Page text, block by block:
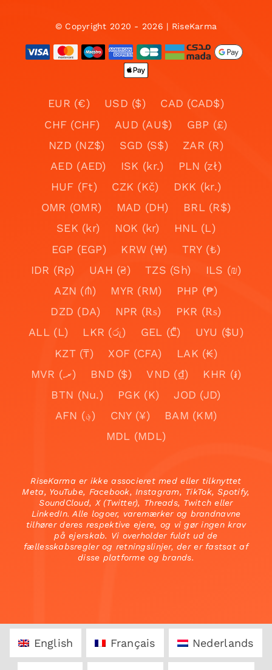
© Copyright 2020 - 2026 | RiseKarma
EUR (€) USD ($)
CAD (CAD$)
CHF (CHF)
AUD (AU$)
GBP (£)
NZD (NZ$)
SGD (S$)
ZAR (R)
AED (AED)
ISK (kr.)
PLN (zł)
HUF (Ft)
CZK (Kč)
DKK (kr.)
OMR (OMR)
MAD (DH)
BRL (R$)
SEK (kr)
NOK (kr)
HNL (L)
EGP (EGP)
KRW (₩)
TRY (₺)
IDR (Rp)
UAH (₴) TZS (Sh)
ILS (₪)
AZN (₼)
MYR (RM)
PHP (₱)
DZD (DA)
NPR (₨)
PKR (₨)
ALL (L)
LKR (රු) GEL (₾)
UYU ($U)
KZT (₸)
XOF (CFA)
LAK (₭)
MVR (.ރ)
BND ($) VND (₫)
KHR (៛)
BTN (Nu.)
PGK (K)
JOD (JD)
AFN (؋)
CNY (¥)
BAM (KM)
MDL (MDL)
RiseKarma er ikke associeret med eller tilknyttet
Meta, YouTube, Facebook, Instagram, TikTok, Spotify,
SoundCloud, X (Twitter), Threads, Twitch eller
LinkedIn. Alle logoer, varemærker og brandnavne
tilhører deres respektive ejere, og vi gør ingen krav
på ejerskab. Vi overholder fuldt ud de
fællesskabsregler og retningslinjer, der er fastsat af
disse platforme og brands.
English Français Nederlands